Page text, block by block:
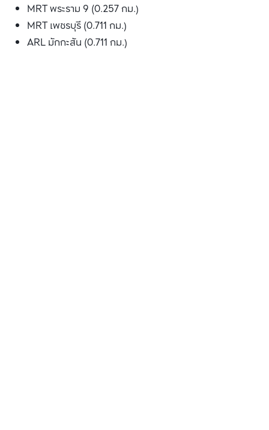
MRT พระราม 9 (0.257 กม.)
MRT เพชรบุรี (0.711 กม.)
ARL มักกะสัน (0.711 กม.)